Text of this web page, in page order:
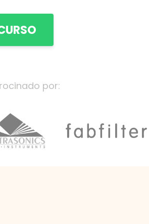
por: